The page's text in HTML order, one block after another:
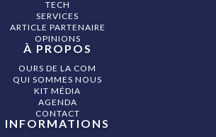
TECH
SERVICES
ARTICLE PARTENAIRE
OPINIONS
À PROPOS
OURS DE LA COM
QUI SOMMES NOUS
KIT MÉDIA
AGENDA
CONTACT
INFORMATIONS